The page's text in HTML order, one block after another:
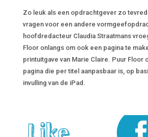
Zo leuk als een opdrachtgever zo
vragen voor een andere
hoofdredacteur Claudia Straatmans
Floor onlangs om ook een pagina te
printuitgave van Marie Claire. Puur Floor
pagina die per titel aanpasbaar is, op
invulling van de iPad.